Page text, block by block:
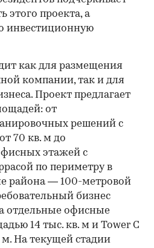
этого проекта, а
инвестиционную
как для размещения
компании, так и для
Проект предлагает
от
решений с
70 кв. м до
этажей с
по периметру в
района — 100-метровой
бизнес
отдельные офисные
14 тыс. кв. м и Tower C
На текущей стадии